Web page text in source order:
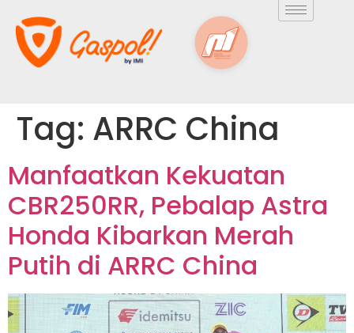
Tag: ARRC China
Manfaatkan Kekuatan
CBR250RR, Pebalap Astra
Honda Kibarkan Merah
Putih di ARRC China